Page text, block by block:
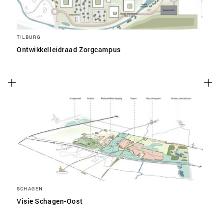
TILBURG
Ontwikkelleidraad Zorgcampus
SCHAGEN
Visie Schagen-Oost